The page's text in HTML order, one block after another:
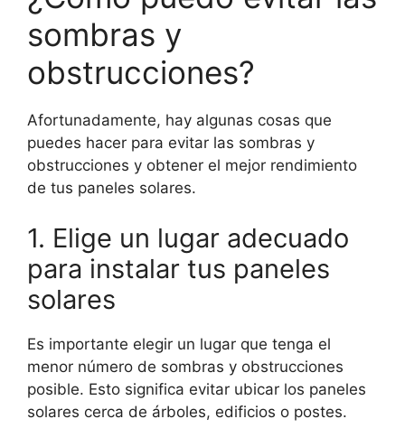
sombras y
obstrucciones?
Afortunadamente, hay algunas cosas que
puedes hacer para evitar las sombras y
obstrucciones y obtener el mejor rendimiento
de tus paneles solares.
1. Elige un lugar adecuado
para instalar tus paneles
solares
Es importante elegir un lugar que tenga el
menor número de sombras y obstrucciones
posible. Esto significa evitar ubicar los paneles
solares cerca de árboles, edificios o postes.